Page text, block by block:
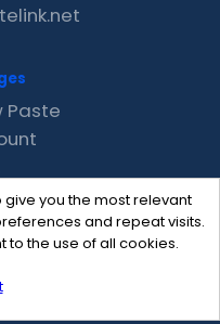
you the most relevant
and repeat visits.
to the use of all cookies.
Paste